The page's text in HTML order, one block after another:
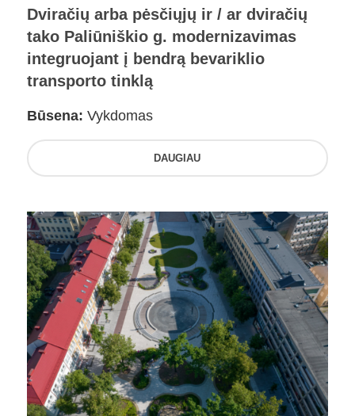
Dviračių arba pėsčiųjų ir / ar dviračių
tako Paliūniškio g. modernizavimas
integruojant į bendrą bevariklio
transporto tinklą
Būsena: Vykdomas
DAUGIAU